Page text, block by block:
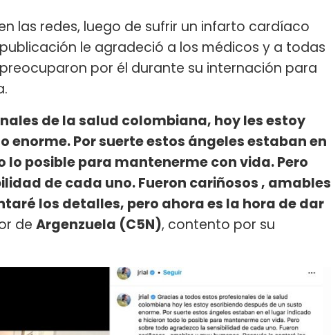
las redes, luego de sufrir un infarto cardíaco
le agradeció a los médicos y a todas
por él durante su internación para
de la salud colombiana, hoy les estoy
enorme. Por suerte estos ángeles estaban en
posible para mantenerme con vida. Pero
de cada uno. Fueron cariñosos , amables
los detalles, pero ahora es la hora de dar
de Argenzuela (C5N), contento por su